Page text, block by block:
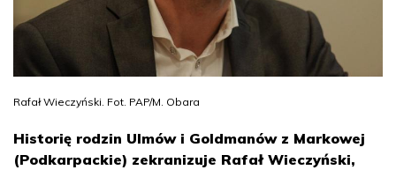
Rafał Wieczyński. Fot. PAP/M. Obara
Historię rodzin Ulmów i Goldmanów z Markowej
(Podkarpackie) zekranizuje Rafał Wieczyński,